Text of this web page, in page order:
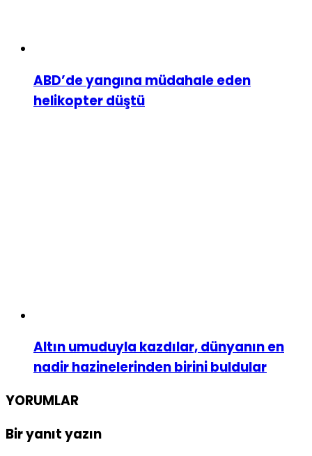
ABD’de yangına müdahale eden
helikopter düştü
Altın umuduyla kazdılar, dünyanın en
nadir hazinelerinden birini buldular
YORUMLAR
Bir yanıt yazın